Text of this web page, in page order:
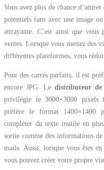
Vous avez plus de chance
potentiels fans avec une image
attrayante. C’est ainsi que vous
ventes. Lorsque vous mettez des
différentes plateformes, vous
Pour des carrés parfaits, il est
encore JPG. Le distributeur de
privilégie le 3000×3000
préfère le format 1400×1400
compléter du texte inutile en
sortie comme des informations
mails. Aussi, lorsque vous êtes
vous pouvez créer votre propre